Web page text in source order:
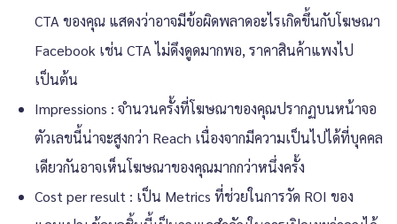
CTA ของคุณ แสดงว่าอาจมีข้อผิดพลาดอะไรเกิดขึ้นกับโฆษณา
Facebook เช่น CTA ไม่ดึงดูดมากพอ, ราคาสินค้าแพงไป
เป็นต้น
Impressions : จำนวนครั้งที่โฆษณาของคุณปรากฏบนหน้าจอ
ตัวเลขนี้น่าจะสูงกว่า Reach เนื่องจากมีความเป็นไปได้ที่บุคคล
เดียวกันอาจเห็นโฆษณาของคุณมากกว่าหนึ่งครั้ง
Cost per result : เป็น Metrics ที่ช่วยในการวัด ROI ของ